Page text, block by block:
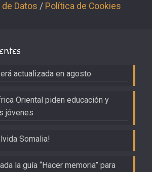
Datos / Política de Cookies
actualizada en agosto
Oriental piden educación y
jóvenes
Somalia!
la guía “Hacer memoria” para